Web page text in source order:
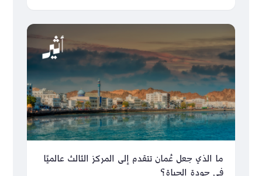
ما الذي جعل عُمان تتقدم إلى المركز الثالث عالميًا